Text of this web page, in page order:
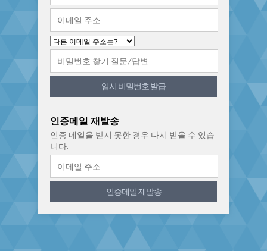
임시 비밀번호 발급
인증메일 재발송
인증 메일을 받지 못한 경우 다시 받을 수 있습
니다.
인증메일 재발송